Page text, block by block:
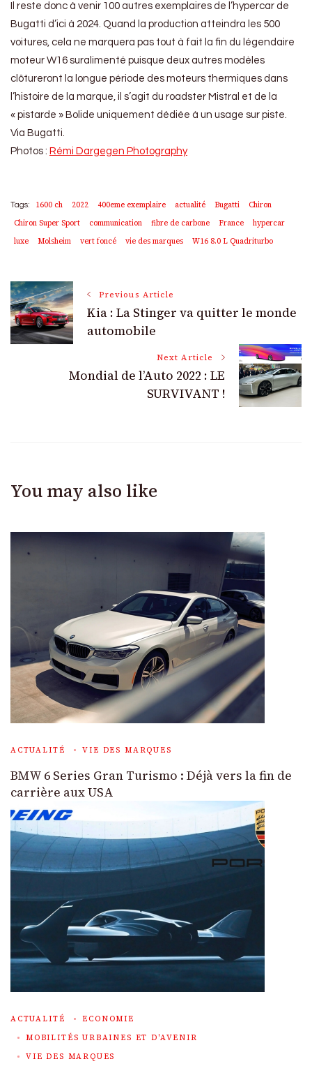
Il reste donc à venir 100 autres exemplaires de l’hypercar de
Bugatti d’ici à 2024. Quand la production atteindra les 500
voitures, cela ne marquera pas tout à fait la fin du légendaire
moteur W16 suralimenté puisque deux autres modèles
clôtureront la longue période des moteurs thermiques dans
l’histoire de la marque, il s’agit du roadster Mistral et de la
« pistarde » Bolide uniquement dédiée à un usage sur piste.
Via Bugatti.
Photos : Rémi Dargegen Photography
Tags: 1600 ch 2022 400eme exemplaire actualité Bugatti
Chiron
Chiron Super Sport
communication fibre de carbone France
hypercar
luxe
Molsheim vert foncé vie des marques W16 8.0 L Quadriturbo
Post
Navigation
Previous Article
Kia : La Stinger va quitter le monde
automobile
Next Article
Mondial de l’Auto 2022 : LE
SURVIVANT !
You may also like
ACTUALITÉ VIE DES MARQUES
BMW 6 Series Gran Turismo : Déjà vers la fin de
carrière aux USA
ACTUALITÉ
ECONOMIE
MOBILITÉS URBAINES ET D'AVENIR
VIE DES MARQUES